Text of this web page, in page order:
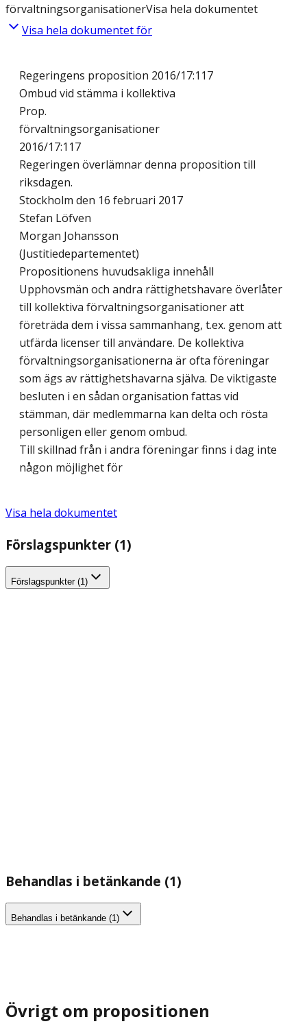
förvaltningsorganisationerVisa hela dokumentet
Visa hela dokumentet för
Regeringens proposition 2016/17:117
Ombud vid stämma i kollektiva
Prop.
förvaltningsorganisationer
2016/17:117
Regeringen överlämnar denna proposition till
riksdagen.
Stockholm den 16 februari 2017
Stefan Löfven
Morgan Johansson
(Justitiedepartementet)
Propositionens huvudsakliga innehåll
Upphovsmän och andra rättighetshavare överlåter
till kollektiva förvaltningsorganisationer att
företräda dem i vissa sammanhang, t.ex. genom att
utfärda licenser till användare. De kollektiva
förvaltningsorganisationerna är ofta föreningar
som ägs av rättighetshavarna själva. De viktigaste
besluten i en sådan organisation fattas vid
stämman, där medlemmarna kan delta och rösta
personligen eller genom ombud.
Till skillnad från i andra föreningar finns i dag inte
någon möjlighet för
Visa hela dokumentet
Förslagspunkter (1)
Förslagspunkter (1)
Behandlas i betänkande (1)
Behandlas i betänkande (1)
Övrigt om propositionen